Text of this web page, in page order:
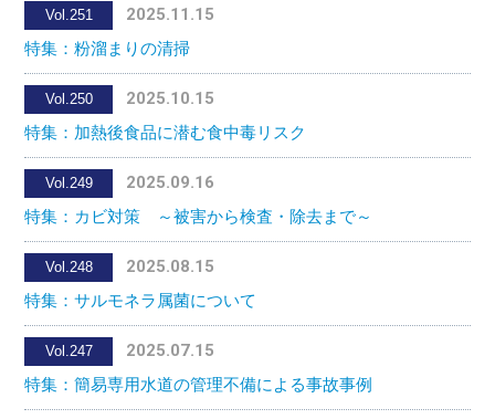
Vol.251
2025.11.15
特集：粉溜まりの清掃
Vol.250
2025.10.15
特集：加熱後食品に潜む食中毒リスク
Vol.249
2025.09.16
特集：カビ対策 ～被害から検査・除去まで～
Vol.248
2025.08.15
特集：サルモネラ属菌について
Vol.247
2025.07.15
特集：簡易専用水道の管理不備による事故事例